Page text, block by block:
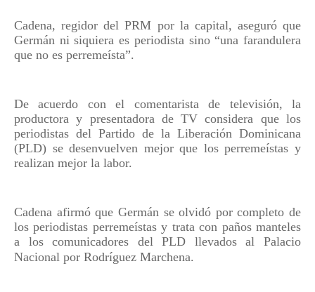
Cadena, regidor del PRM por la capital, aseguró que
Germán ni siquiera es periodista sino “una farandulera
que no es perremeísta”.
De acuerdo con el comentarista de televisión, la
productora y presentadora de TV considera que los
periodistas del Partido de la Liberación Dominicana
(PLD) se desenvuelven mejor que los perremeístas y
realizan mejor la labor.
Cadena afirmó que Germán se olvidó por completo de
los periodistas perremeístas y trata con paños manteles
a los comunicadores del PLD llevados al Palacio
Nacional por Rodríguez Marchena.